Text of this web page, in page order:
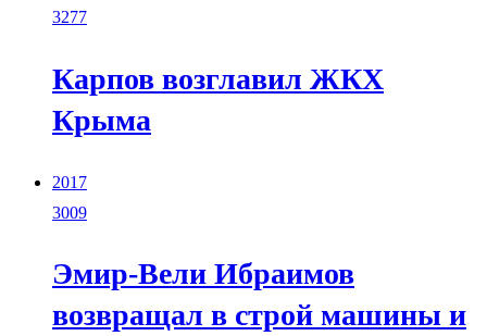
3277
Карпов возглавил ЖКХ
Крыма
2017
3009
Эмир-Вели Ибраимов
возвращал в строй машины и